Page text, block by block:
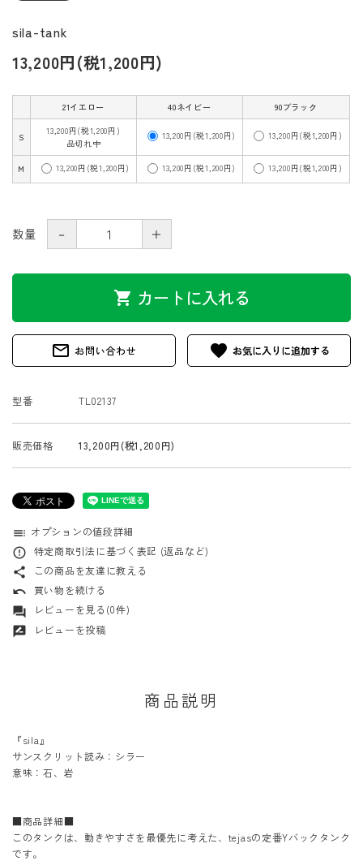
sila-tank
13,200円(税1,200円)
21イエロー 40ネイビー 90ブラック
S
13,200円(税1,200円)
品切れ中
13,200円(税1,200円) 13,200円(税1,200円)
M 13,200円(税1,200円) 13,200円(税1,200円) 13,200円(税1,200円)
数量 － ＋
shopping_cart カートに入れる
mail_outline お問い合わせ favorite
型番 TL02137
販売価格 13,200円(税1,200円)
toc オプションの値段詳細
error_outline 特定商取引法に基づく表記 (返品など)
share この商品を友達に教える
undo 買い物を続ける
forum レビューを見る(0件)
rate_review レビューを投稿
商品説明
『sila』
サンスクリット読み：シラー
意味：石、岩
■商品詳細■
このタンクは、動きやすさを最優先に考えた、tejasの定番Yバックタンク
です。